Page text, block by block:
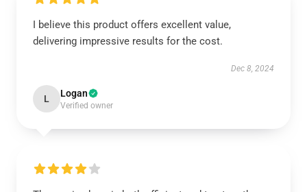
I believe this product offers excellent value,
delivering impressive results for the cost.
Dec 8, 2024
L Logan
Verified owner